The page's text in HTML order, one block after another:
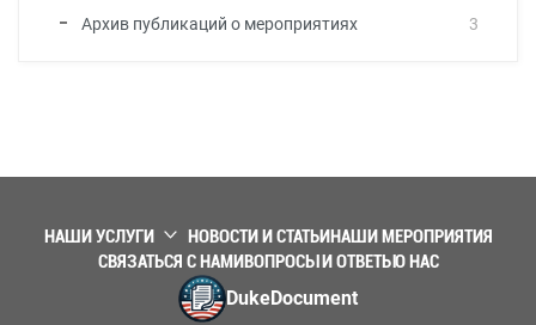
Архив публикаций о мероприятиях
3
НАШИ УСЛУГИ НОВОСТИ И СТАТЬИНАШИ МЕРОПРИЯТИЯ
СВЯЗАТЬСЯ С НАМИВОПРОСЫ И ОТВЕТЫО НАС
DukeDocument